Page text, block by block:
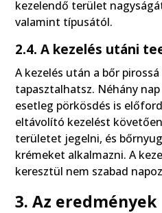
kezelendő terület
valamint típusától.
2.4. A kezelés utáni
A kezelés után a bőr
tapasztalhatsz. Néhány
esetleg pörkösdés is
eltávolító kezelést
területet jegelni, és
krémeket alkalmazni. A
keresztül nem szabad
3. Az eredmények